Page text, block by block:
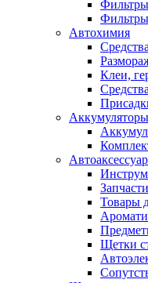
Автохимия
Клеи,
Аккумуляторы
Запчасти
Товары
Щетки